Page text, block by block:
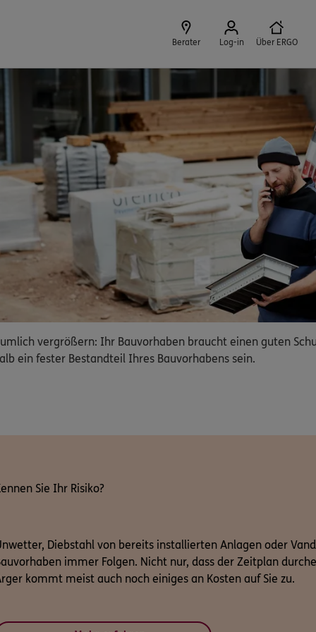
Berater Log-in
Über ERGO
vergrößern: Ihr Bauvorhaben braucht einen guten
ein fester Bestandteil Ihres Bauvorhabens sein.
Sie Ihr Risiko?
Diebstahl von bereits installierten Anlagen oder
immer Folgen. Nicht nur, dass der Zeitplan
kommt meist auch noch einiges an Kosten auf Sie zu.